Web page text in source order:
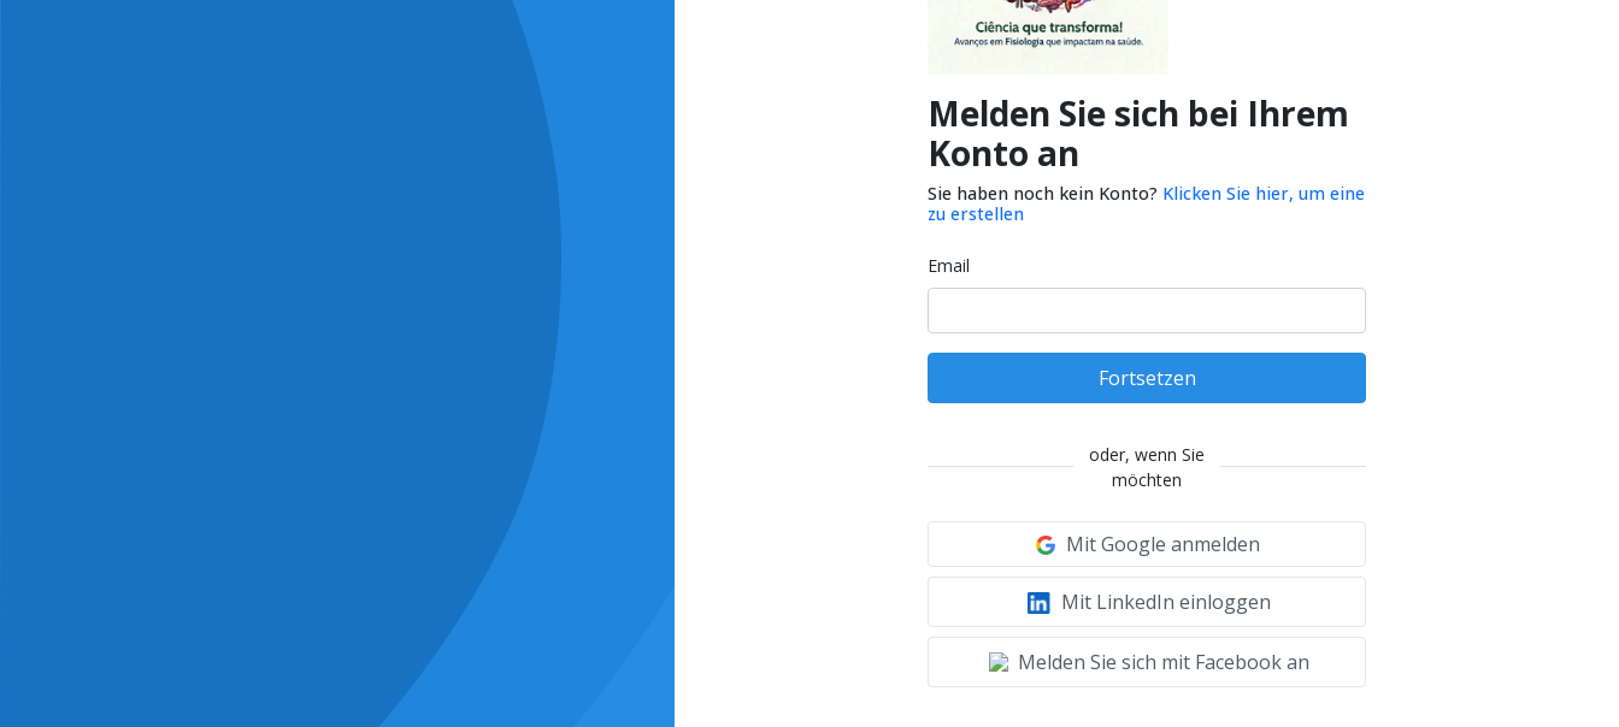
Melden Sie sich bei Ihrem
Konto an
Sie haben noch kein Konto? Klicken Sie hier, um eine
zu erstellen
Email
Fortsetzen
oder, wenn Sie
möchten
Mit Google anmelden
Mit LinkedIn einloggen
Melden Sie sich mit Facebook an